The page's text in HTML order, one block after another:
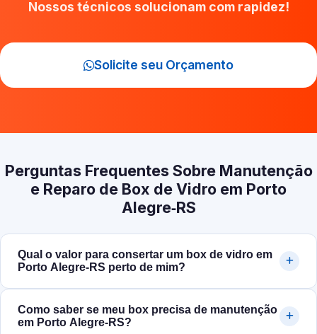
Nossos técnicos solucionam com rapidez!
Solicite seu Orçamento
Perguntas Frequentes Sobre Manutenção
e Reparo de Box de Vidro em Porto
Alegre‑RS
Qual o valor para consertar um box de vidro em
Porto Alegre‑RS perto de mim?
Como saber se meu box precisa de manutenção
em Porto Alegre‑RS?